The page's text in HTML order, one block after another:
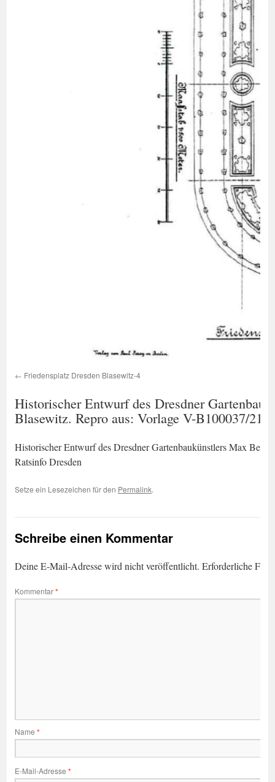
Friedensplatz Dresden Blasewitz-4
Historischer Entwurf des Dresdner
Blasewitz. Repro aus: Vorlage V-B100037/21,
Historischer Entwurf des Dresdner Gartenbaukünstlers Max
Ratsinfo Dresden
Setze ein Lesezeichen für den Permalink.
Schreibe einen Kommentar
Deine E-Mail-Adresse wird nicht veröffentlicht. Erforderliche
Kommentar*
Name *
E-Mail-Adresse *